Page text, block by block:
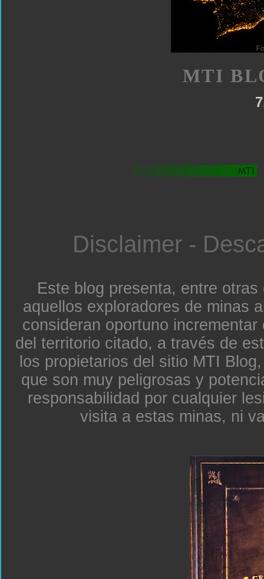
MTI
Disclaimer -
Este blog presenta, entre
aquellos exploradores de minas
consideran oportuno
del territorio citado, a través de
los propietarios del sitio MTI
que son muy peligrosas y
responsabilidad por cualquier
visita a estas minas, ni